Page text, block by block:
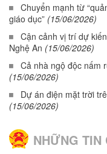
Chuyển mạnh từ
giáo dục” (15/06/2026)
Cận cảnh vị trí dự
Nghệ An (15/06/2026)
Cả nhà ngộ độc nấm
(15/06/2026)
Dự án điện mặt trời
(15/06/2026)
NHỮNG TIN